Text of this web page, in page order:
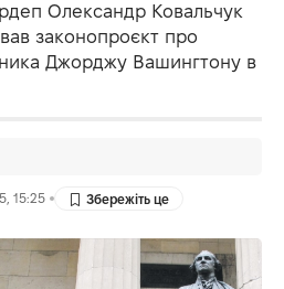
Олександр Ковальчук
законопроєкт про
Джорджу Вашингтону в
15:25